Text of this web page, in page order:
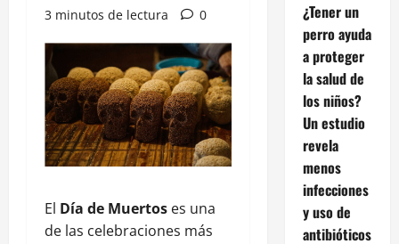
3 minutos de lectura
0
El Día de Muertos es una
de las celebraciones más
¿Tener un
perro ayuda
a proteger
la salud de
los niños?
Un estudio
revela
menos
infecciones
y uso de
antibióticos